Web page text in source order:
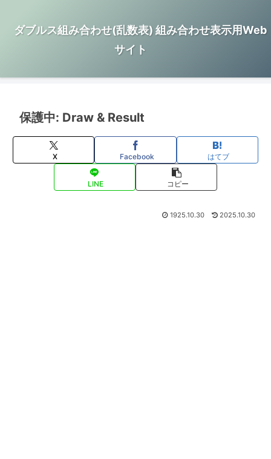
ダブルス組み合わせ(乱数表) 組み合わせ表示用Web
サイト
保護中: Draw & Result
X Facebook はてブ
LINE コピー
1925.10.30 2025.10.30